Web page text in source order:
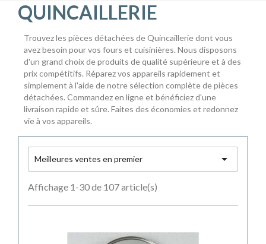
QUINCAILLERIE
Trouvez les pièces détachées de Quincaillerie dont vous
avez besoin pour vos fours et cuisinières. Nous disposons
d'un grand choix de produits de qualité supérieure et à des
prix compétitifs. Réparez vos appareils rapidement et
simplement à l'aide de notre sélection complète de pièces
détachées. Commandez en ligne et bénéficiez d'une
livraison rapide et sûre. Faites des économies et redonnez
vie à vos appareils.
Meilleures ventes en premier 
Affichage 1-30 de 107 article(s)